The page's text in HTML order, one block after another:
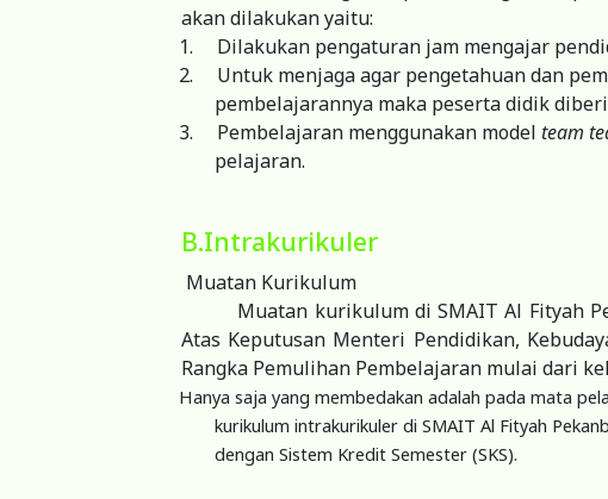
akan dilakukan yaitu:
1.
Dilakukan pengaturan jam mengajar
2.
Untuk menjaga agar pengetahuan dan
pembelajarannya maka peserta didik
3.
Pembelajaran menggunakan model team
pelajaran.
B.Intrakurikuler
Muatan Kurikulum
Muatan kurikulum di SMAIT Al Fityah
Atas Keputusan Menteri Pendidikan,
Rangka Pemulihan Pembelajaran mulai dari
Hanya saja yang membedakan adalah pada mata
kurikulum intrakurikuler di SMAIT Al Fityah
dengan Sistem Kredit Semester (SKS).